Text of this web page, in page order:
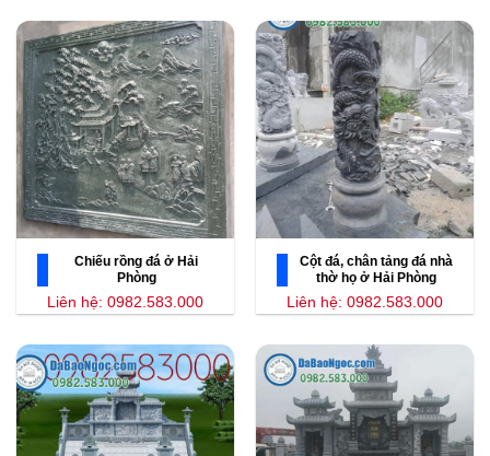
Chiếu rồng đá ở Hải
Phòng
Liên hệ: 0982.583.000
Cột đá, chân tảng đá nhà
thờ họ ở Hải Phòng
Liên hệ: 0982.583.000